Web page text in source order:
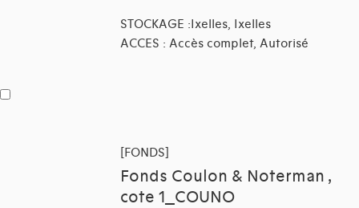
STOCKAGE :Ixelles, Ixelles
ACCES : Accès complet, Autorisé
[FONDS]
Fonds Coulon & Noterman ,
cote 1_COUNO